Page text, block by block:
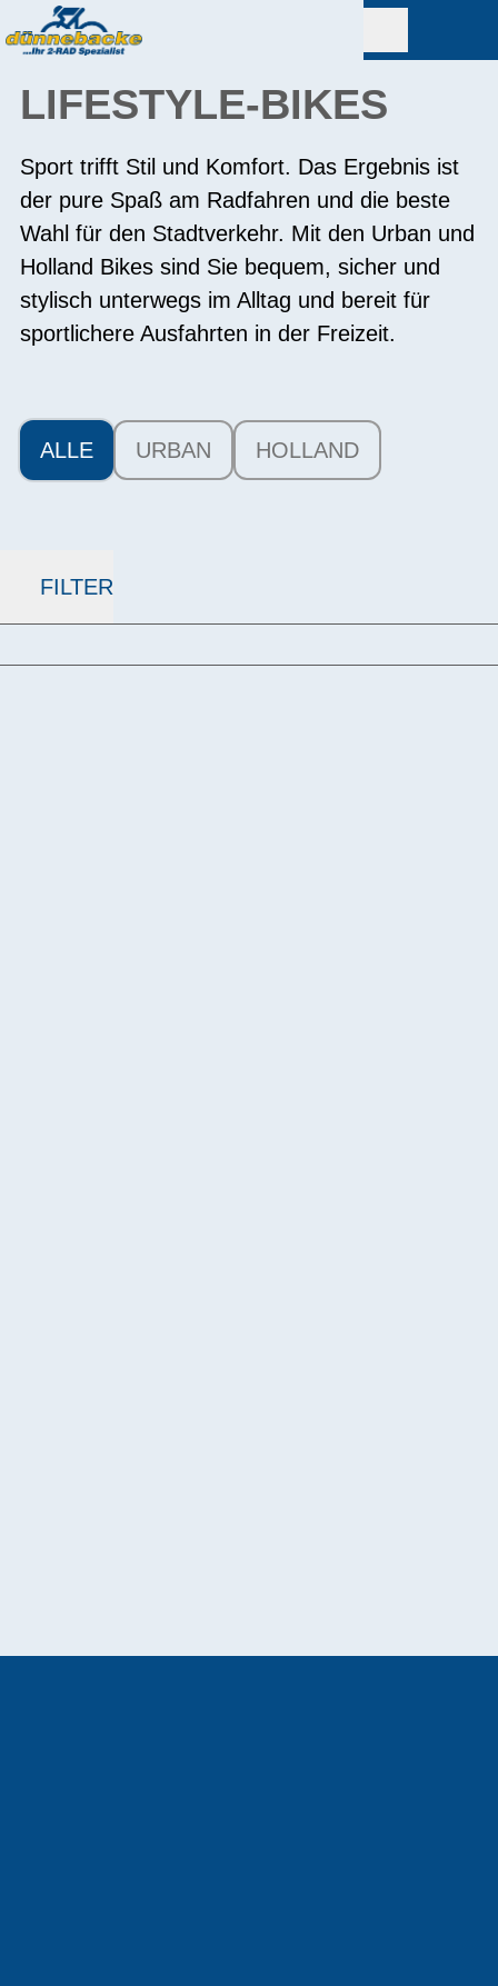
LIFESTYLE-BIKES
Sport trifft Stil und Komfort. Das Ergebnis ist
der pure Spaß am Radfahren und die beste
Wahl für den Stadtverkehr. Mit den Urban und
Holland Bikes sind Sie bequem, sicher und
stylisch unterwegs im Alltag und bereit für
sportlichere Ausfahrten in der Freizeit.
ALLE URBAN HOLLAND
FILTER